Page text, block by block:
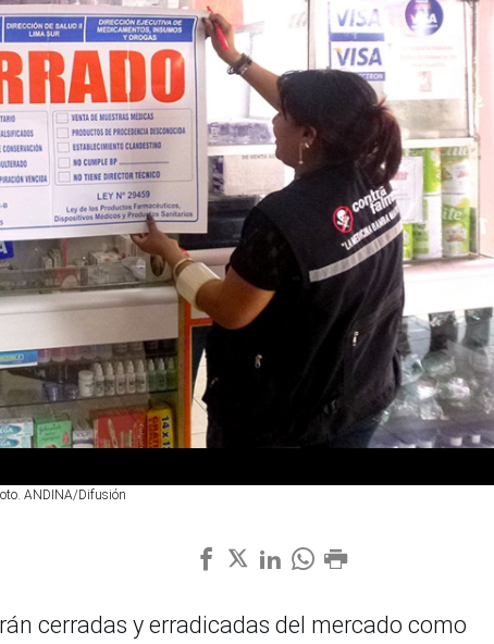
ANDINA/Difusión
cerradas y erradicadas del mercado como